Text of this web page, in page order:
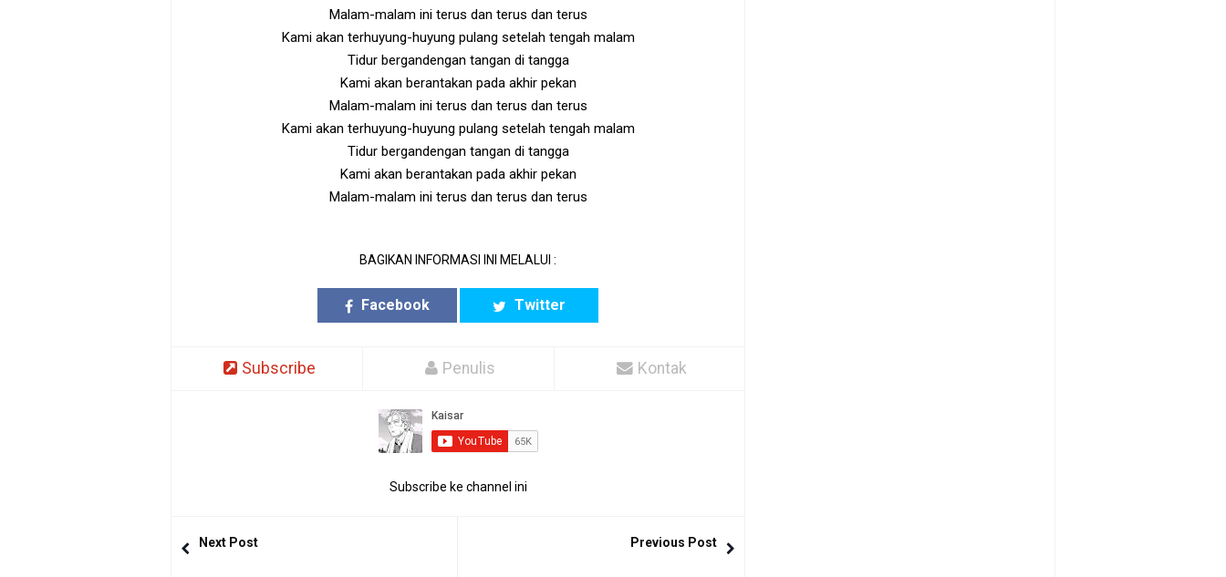
Malam-malam ini terus dan terus dan terus
Kami akan terhuyung-huyung pulang setelah tengah malam
Tidur bergandengan tangan di tangga
Kami akan berantakan pada akhir pekan
Malam-malam ini terus dan terus dan terus
Kami akan terhuyung-huyung pulang setelah tengah malam
Tidur bergandengan tangan di tangga
Kami akan berantakan pada akhir pekan
Malam-malam ini terus dan terus dan terus
BAGIKAN INFORMASI INI MELALUI :
Facebook Twitter
Subscribe Penulis Kontak
Subscribe ke channel ini
Next Post Previous Post